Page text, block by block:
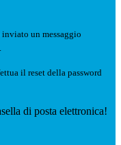
inviato un messaggio
il reset della password
di posta elettronica!